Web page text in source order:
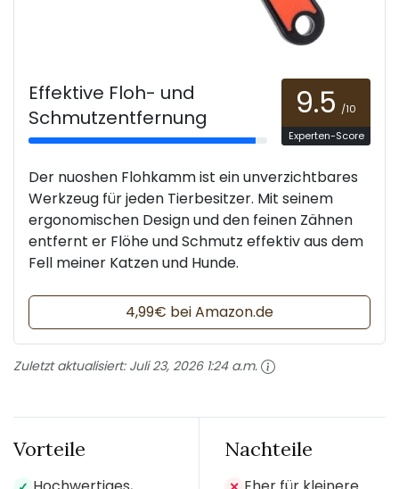
Effektive Floh- und
Schmutzentfernung
9.5 /10
Experten-Score
Der nuoshen Flohkamm ist ein unverzichtbares
Werkzeug für jeden Tierbesitzer. Mit seinem
ergonomischen Design und den feinen Zähnen
entfernt er Flöhe und Schmutz effektiv aus dem
Fell meiner Katzen und Hunde.
4,99€ bei Amazon.de
Zuletzt aktualisiert: Juli 23, 2026 1:24 a.m.
Vorteile Nachteile